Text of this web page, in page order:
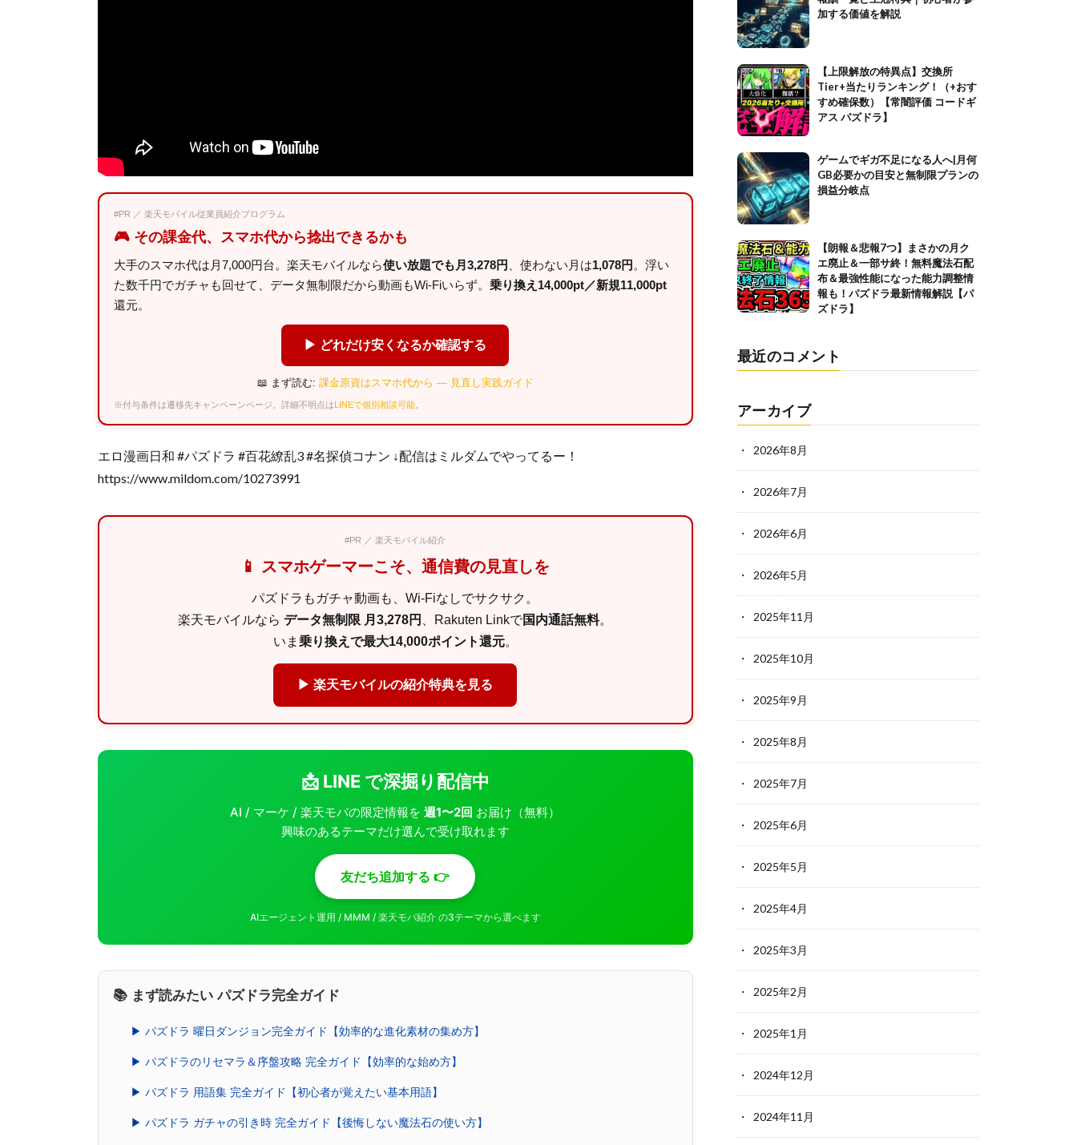
#PR ／ 楽天モバイル従業員紹介プログラム
🎮 その課金代、スマホ代から捻出できるかも
大手のスマホ代は月7,000円台。楽天モバイルなら使い放題でも月3,278円 、使わない月は1,078円 。浮い
た数千円でガチャも回せて、データ無制限だから動画もWi-Fiいらず。 乗り換え14,000pt／新規11,000pt
還元。
▶ どれだけ安くなるか確認する
📖 まず読む: 課金原資はスマホ代から — 見直し実践ガイド
※付与条件は遷移先キャンペーンページ。詳細不明点はLINEで個別相談可能
エロ漫画日和 #パズドラ #百花繚乱3 #名探偵コナン ↓配信はミルダムでやってるー！
https://www.mildom.com/10273991
#PR ／ 楽天モバイル紹介
📱 スマホゲーマーこそ、通信費の見直しを
パズドラもガチャ動画も、Wi-Fiなしでサクサク。
楽天モバイルなら データ無制限 月3,278円 、Rakuten Linkで国内通話無料。
いま 乗り換えで最大14,000ポイント還元。
▶ 楽天モバイルの紹介特典を見る
📩 LINE で深掘り配信中
AI / マーケ / 楽天モバの限定情報を週1〜2回 お届け（無料）
興味のあるテーマだけ選んで受け取れます
友だち追加する 👉
AIエージェント運用 / MMM / 楽天モバ紹介 の3テーマから選べます
📚 まず読みたい パズドラ完全ガイド
▶ パズドラ 曜日ダンジョン完全ガイド【効率的な進化素材の集め方】
▶ パズドラのリセマラ＆序盤攻略 完全ガイド【効率的な始め方】
▶ パズドラ 用語集 完全ガイド【初心者が覚えたい基本用語】
▶ パズドラ ガチャの引き時 完全ガイド【後悔しない魔法石の使い方】
加する価値を解説
【上限解放の特異点】交換所
Tier+当たりランキング！（+おす
すめ確保数）【常闇評価 コードギ
アス パズドラ】
ゲームでギガ不足になる人へ|月何
GB必要かの目安と無制限プランの
損益分岐点
【朗報＆悲報7つ】まさかの月ク
エ廃止＆一部サ終！無料魔法石配
布＆最強性能になった能力調整情
報も！パズドラ最新情報解説【パ
ズドラ】
最近のコメント
アーカイブ
2026年8月
2026年7月
2026年6月
2026年5月
2025年11月
2025年10月
2025年9月
2025年8月
2025年7月
2025年6月
2025年5月
2025年4月
2025年3月
2025年2月
2025年1月
2024年12月
2024年11月